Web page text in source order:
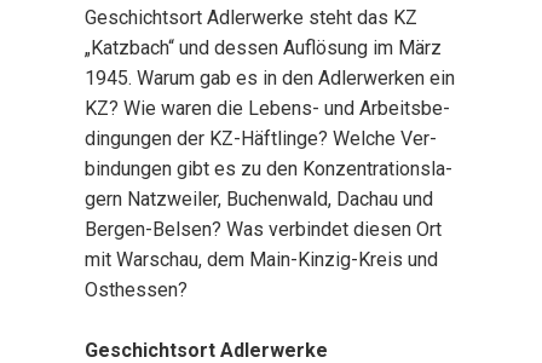
Geschichts­ort Adler­wer­ke steht das KZ
„Katz­bach“ und des­sen Auf­lö­sung im März
1945. War­um gab es in den Adler­wer­ken ein
KZ? Wie waren die Lebens- und Arbeits­be­
din­gun­gen der KZ-Häft­lin­ge? Wel­che Ver­
bin­dun­gen gibt es zu den Kon­zen­tra­ti­ons­la­
gern Natz­wei­ler, Buchen­wald, Dach­au und
Ber­gen-Bel­sen? Was ver­bin­det die­sen Ort
mit War­schau, dem Main-Kin­zig-Kreis und
Ost­hes­sen?
Geschichts­ort Adler­wer­ke